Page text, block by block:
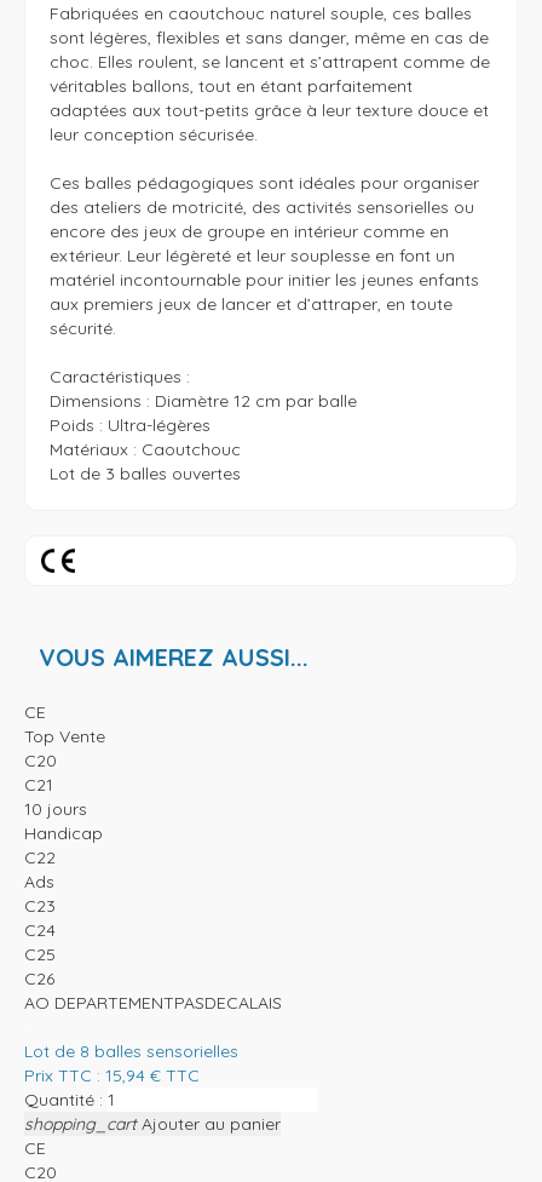
Fabriquées en caoutchouc naturel souple, ces balles
sont légères, flexibles et sans danger, même en cas de
choc. Elles roulent, se lancent et s’attrapent comme de
véritables ballons, tout en étant parfaitement
adaptées aux tout-petits grâce à leur texture douce et
leur conception sécurisée.
Ces balles pédagogiques sont idéales pour organiser
des ateliers de motricité, des activités sensorielles ou
encore des jeux de groupe en intérieur comme en
extérieur. Leur légèreté et leur souplesse en font un
matériel incontournable pour initier les jeunes enfants
aux premiers jeux de lancer et d’attraper, en toute
sécurité.
Caractéristiques :
Dimensions : Diamètre 12 cm par balle
Poids : Ultra-légères
Matériaux : Caoutchouc
Lot de 3 balles ouvertes
VOUS AIMEREZ AUSSI...
CE
Top Vente
C20
C21
10 jours
Handicap
C22
Ads
C23
C24
C25
C26
AO DEPARTEMENTPASDECALAIS
Lot de 8 balles sensorielles
Prix TTC : 15,94 € TTC
Quantité :
shopping_cart Ajouter au panier
CE
C20